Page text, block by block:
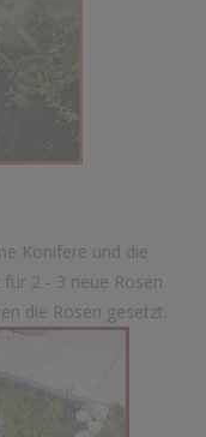
Konifere und die
2 - 3 neue Rosen.
die Rosen gesetzt.